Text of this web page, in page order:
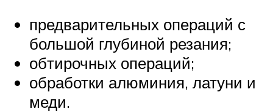
предварительных операций с
большой глубиной резания;
обтирочных операций;
обработки алюминия, латуни и
меди.